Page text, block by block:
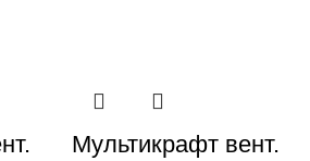
Мультикрафт вент.